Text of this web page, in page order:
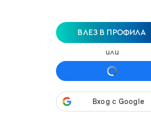
ВЛЕЗ В ПРОФИЛА
или